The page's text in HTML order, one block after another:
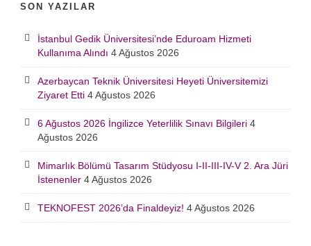
SON YAZILAR
İstanbul Gedik Üniversitesi’nde Eduroam Hizmeti
Kullanıma Alındı 4 Ağustos 2026
Azerbaycan Teknik Üniversitesi Heyeti Üniversitemizi
Ziyaret Etti 4 Ağustos 2026
6 Ağustos 2026 İngilizce Yeterlilik Sınavı Bilgileri 4
Ağustos 2026
Mimarlık Bölümü Tasarım Stüdyosu I-II-III-IV-V 2. Ara Jüri
İstenenler 4 Ağustos 2026
TEKNOFEST 2026’da Finaldeyiz! 4 Ağustos 2026